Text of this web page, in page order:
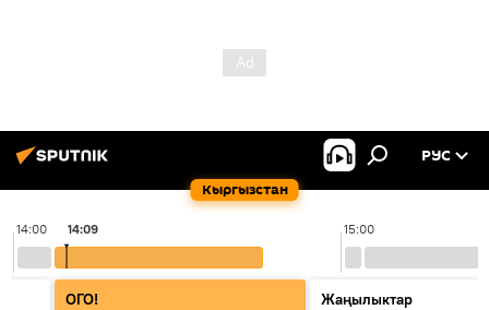
Кыргызстан
РУС
14:00 15:00
14:09
ОГО!
Жаңылыктар